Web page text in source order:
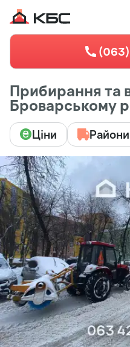
Прибирання та
Броварському
Ціни